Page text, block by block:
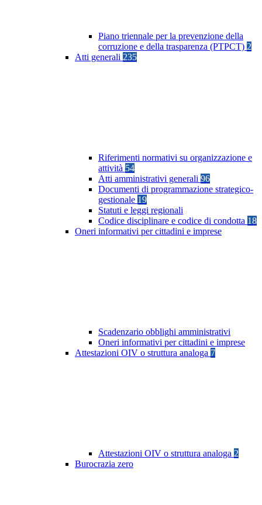
Piano triennale per la prevenzione della
corruzione e della trasparenza (PTPCT) 2
Atti generali 235
Riferimenti normativi su organizzazione e
attività 54
Atti amministrativi generali 96
Documenti di programmazione strategico-
gestionale 19
Statuti e leggi regionali
Codice disciplinare e codice di condotta 18
Oneri informativi per cittadini e imprese
Scadenzario obblighi amministrativi
Oneri informativi per cittadini e imprese
Attestazioni OIV o struttura analoga 7
Attestazioni OIV o struttura analoga 2
Burocrazia zero